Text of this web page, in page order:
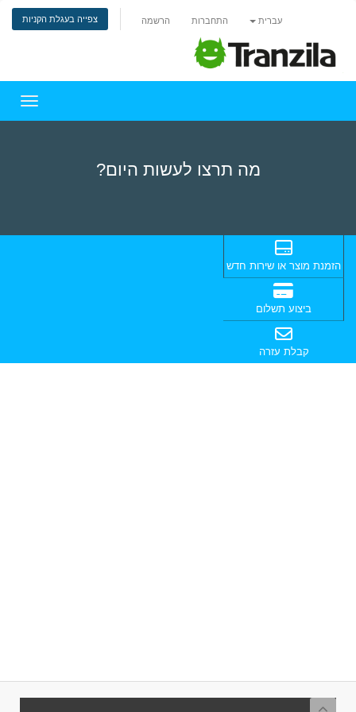
עברית התחברות הרשמה צפייה בעגלת הקניות
מה תרצו לעשות היום?
הזמנת מוצר או שירות חדש
ביצוע תשלום
קבלת עזרה